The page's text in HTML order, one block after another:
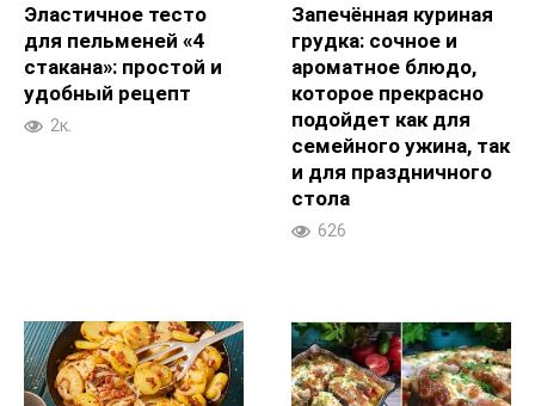
Эластичное тесто
для пельменей «4
стакана»: простой и
удобный рецепт
2к.
Запечённая куриная
грудка: сочное и
ароматное блюдо,
которое прекрасно
подойдет как для
семейного ужина, так
и для праздничного
стола
626